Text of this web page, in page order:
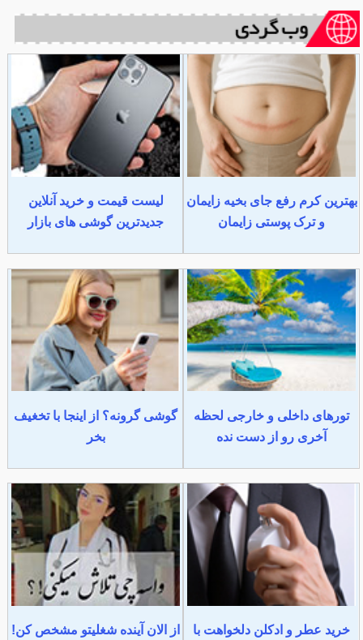
بهترین کرم رفع جای بخیه زایمان
و ترک پوستی زایمان
لیست قیمت و خرید آنلاین
جدیدترین گوشی های بازار
تورهای داخلی و خارجی لحظه
آخری رو از دست نده
گوشی گرونه؟ از اینجا با تخغیف
بخر
خرید عطر و ادکلن دلخواهت با از الان آینده شغلیتو مشخص کن!